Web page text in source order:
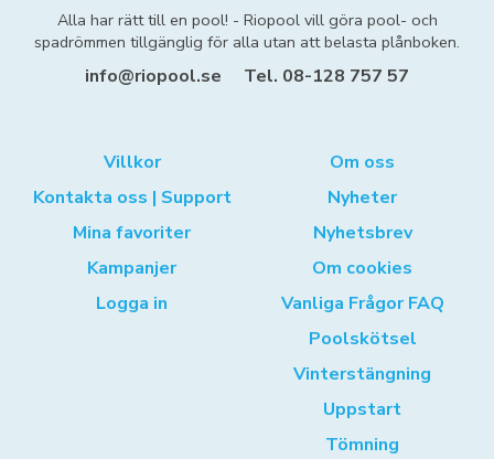
Alla har rätt till en pool! - Riopool vill göra pool- och
spadrömmen tillgänglig för alla utan att belasta plånboken.
info@riopool.se Tel. 08-128 757 57
Villkor
Kontakta oss | Support
Mina favoriter
Kampanjer
Logga in
Om oss
Nyheter
Nyhetsbrev
Om cookies
Vanliga Frågor FAQ
Poolskötsel
Vinterstängning
Uppstart
Tömning